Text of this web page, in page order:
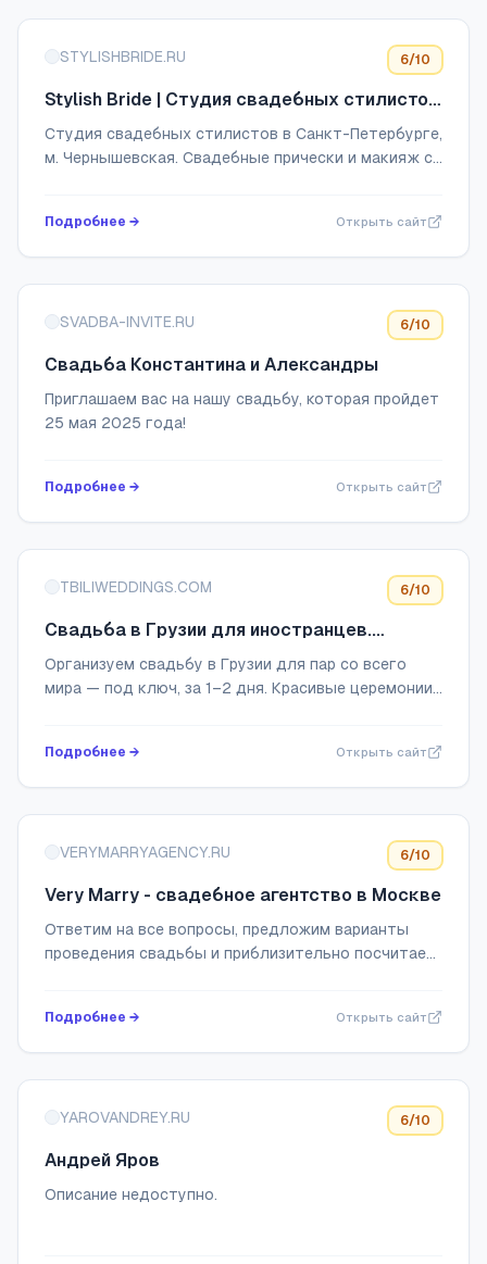
STYLISHBRIDE.RU 6/10
Stylish Bride | Студия свадебных стилистов
в Санкт-Петербурге. Свадебные прически
и макияж
Студия свадебных стилистов в Санкт-Петербурге,
м. Чернышевская. Свадебные прически и макияж с
Подробнее → Открыть сайт
SVADBA-INVITE.RU 6/10
Свадьба Константина и Александры
Приглашаем вас на нашу свадьбу, которая пройдет
25 мая 2025 года!
Подробнее → Открыть сайт
TBILIWEDDINGS.COM 6/10
Свадьба в Грузии для иностранцев.
Организатор свадеб в Грузии. Свадьба в
Тбилиси, Кутаиси, Батуми, Кахетии, горах,
Организуем свадьбу в Грузии для пар со всего
мира — под ключ, за 1–2 дня. Красивые церемонии
Подробнее → Открыть сайт
VERYMARRYAGENCY.RU 6/10
Very Marry - свадебное агентство в Москве
Ответим на все вопросы, предложим варианты
проведения свадьбы и приблизительно посчитаем
Подробнее → Открыть сайт
YAROVANDREY.RU 6/10
Андрей Яров
Описание недоступно.